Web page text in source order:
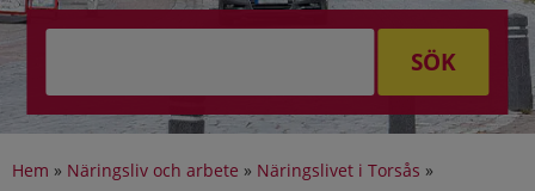
SÖK
Hem » Näringsliv och arbete » Näringslivet i Torsås »